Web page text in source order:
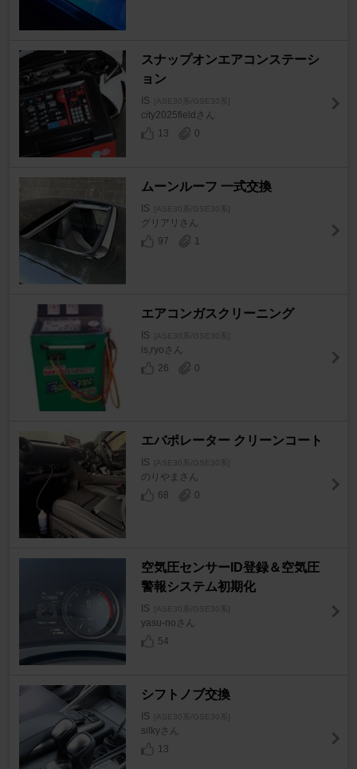
スナップオンエアコンステーシ
ョン
IS [ASE30系/GSE30系]
city2025fieldさん
13
0
ムーンルーフ 一式交換
IS [ASE30系/GSE30系]
グリアリさん
97
1
エアコンガスクリーニング
IS [ASE30系/GSE30系]
is,ryoさん
26
0
エバポレーター クリーンコート
IS [ASE30系/GSE30系]
のりやまさん
68
0
空気圧センサーID登録＆空気圧
警報システム初期化
IS [ASE30系/GSE30系]
yasu-noさん
54
シフトノブ交換
IS [ASE30系/GSE30系]
silkyさん
13